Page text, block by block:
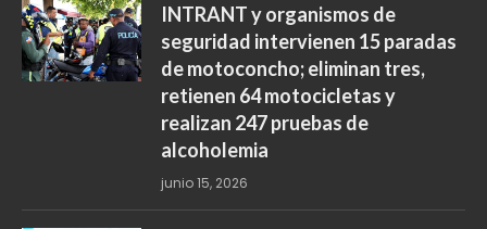
INTRANT y organismos de
seguridad intervienen 15 paradas
de motoconcho; eliminan tres,
retienen 64 motocicletas y
realizan 247 pruebas de
alcoholemia
junio 15, 2026